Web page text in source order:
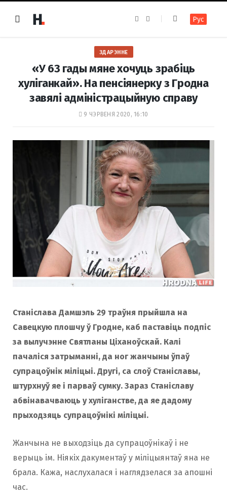
e
k
t
m
Рус
ЗДАРЭННЕ
«У 63 гады мяне хочуць зрабіць
хуліганкай». На пенсіянерку з Гродна
завялі адміністрацыйную справу
9 ЧЭРВЕНЯ 2020, 16:10
Станіслава Дамшэль 29 траўня прыйшла на
Савецкую плошчу ў Гродне, каб паставіць подпіс
за вылучэнне Святланы Ціханоўскай. Калі
пачаліся затрыманні, да ног жанчыны ўпаў
супрацоўнік міліцыі. Другі, са слоў Станіславы,
штурхнуў яе і парваў сумку. Зараз Станіславу
абвінавачваюць у хуліганстве, да яе дадому
прыходзяць супрацоўнікі міліцыі.
Жанчына не выходзіць да супрацоўнікаў і не
верыць ім. Ніякіх дакументаў у міліцыянтаў яна не
брала. Кажа, наслухалася і наглядзелася за апошні
час.